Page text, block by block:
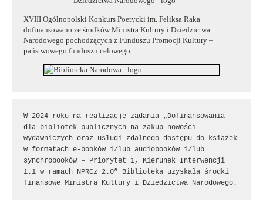
XVIII Ogólnopolski Konkurs Poetycki im. Feliksa Raka
dofinansowano ze środków Ministra Kultury i Dziedzictwa
Narodowego pochodzących z Funduszu Promocji Kultury –
państwowego funduszu celowego.
W 2024 roku na realizację zadania „Dofinansowania
dla bibliotek publicznych na zakup nowości
wydawniczych oraz usługi zdalnego dostępu do książek
w formatach e-booków i/lub audiobooków i/lub
synchrobooków – Priorytet 1, Kierunek Interwencji
1.1 w ramach NPRCz 2.0” Biblioteka uzyskała środki
finansowe Ministra Kultury i Dziedzictwa Narodowego.